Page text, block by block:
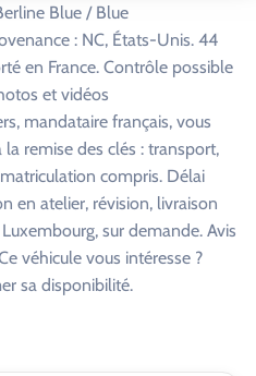
Blue / Blue
: NC, États-Unis. 44
en France. Contrôle possible
et vidéos
mandataire français, vous
remise des clés : transport,
compris. Délai
en atelier, révision, livraison
sur demande. Avis
véhicule vous intéresse ?
sa disponibilité.